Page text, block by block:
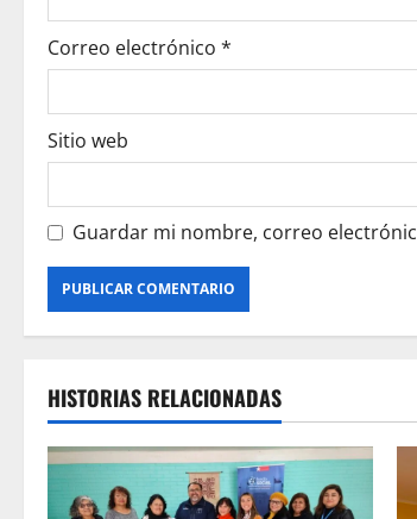
n
Correo electrónico *
Sitio web
Guardar mi nombre, correo
HISTORIAS RELACIONADAS